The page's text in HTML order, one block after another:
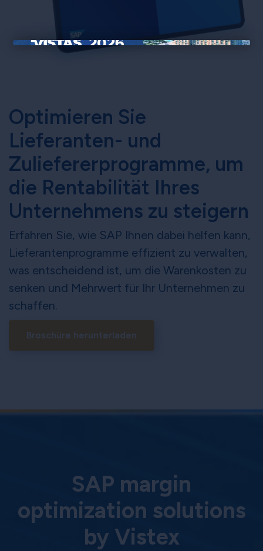
Optimieren Sie
Lieferanten- und
Zuliefererprogramme, um
die Rentabilität Ihres
Unternehmens zu steigern
Erfahren Sie, wie SAP Ihnen dabei helfen kann,
Lieferantenprogramme effizient zu verwalten,
was entscheidend ist, um die Warenkosten zu
senken und Mehrwert für Ihr Unternehmen zu
schaffen.
Broschüre herunterladen
SAP margin
optimization solutions
by Vistex